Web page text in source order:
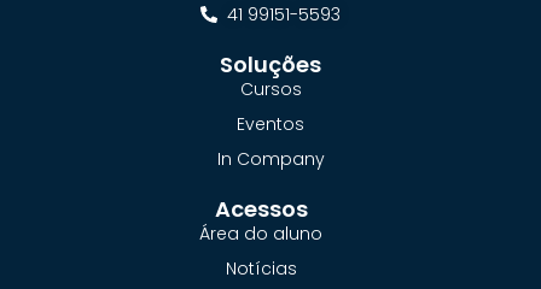
41 99151-5593
Soluções
Cursos
Eventos
In Company
Acessos
Área do aluno
Notícias